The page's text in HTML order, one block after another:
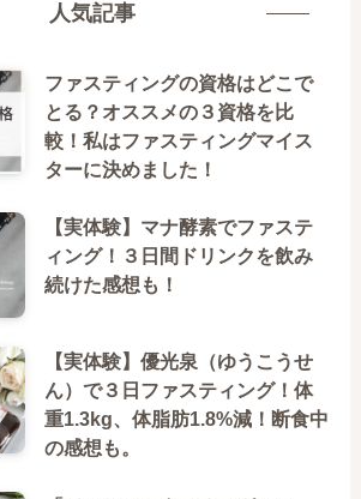
人気記事
ファスティングの資格はどこで
とる？オススメの３資格を比
較！私はファスティングマイス
ターに決めました！
【実体験】マナ酵素でファステ
ィング！３日間ドリンクを飲み
続けた感想も！
【実体験】優光泉（ゆうこうせ
ん）で３日ファスティング！体
重1.3kg、体脂肪1.8%減！断食中
の感想も。